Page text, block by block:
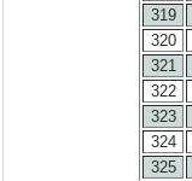
319
320
321
322
323
324
325